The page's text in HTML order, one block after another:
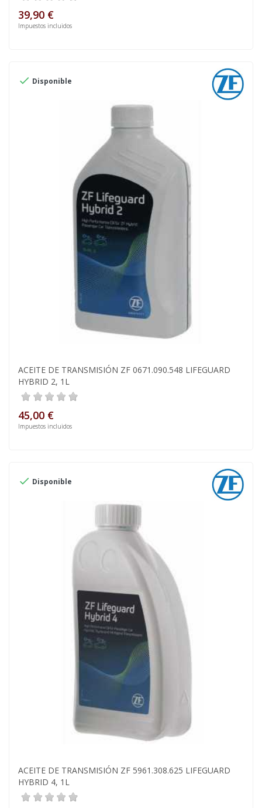
39,90 €
Impuestos incluidos
 Disponible
ACEITE DE TRANSMISIÓN ZF 0671.090.548 LIFEGUARD
HYBRID 2, 1L
45,00 €
Impuestos incluidos
 Disponible
ACEITE DE TRANSMISIÓN ZF 5961.308.625 LIFEGUARD
HYBRID 4, 1L